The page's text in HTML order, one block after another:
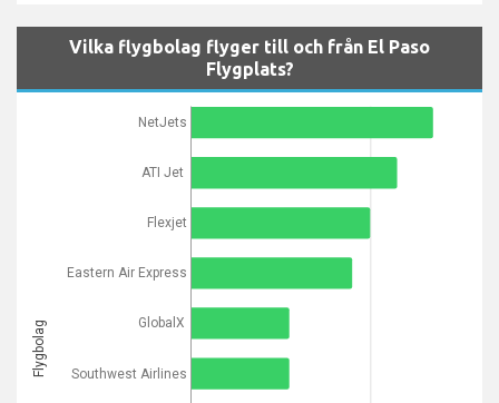
Vilka flygbolag flyger till och från El Paso
Flygplats?
NetJets
ATI Jet
Flexjet
Eastern Air Express
GlobalX
Southwest Airlines
Flygbolag